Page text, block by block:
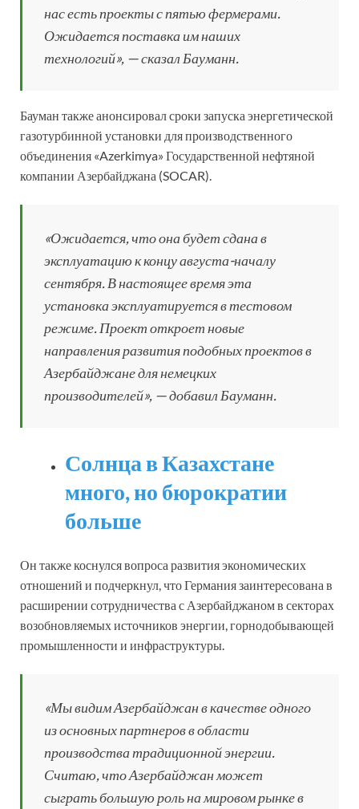
нас есть проекты с пятью фермерами.
Ожидается поставка им наших
технологий», — сказал Бауманн.
Бауман также анонсировал сроки запуска энергетической
газотурбинной установки для производственного
объединения «Azerkimya» Государственной нефтяной
компании Азербайджана (SOCAR).
«Ожидается, что она будет сдана в
эксплуатацию к концу августа-началу
сентября. В настоящее время эта
установка эксплуатируется в тестовом
режиме. Проект откроет новые
направления развития подобных проектов в
Азербайджане для немецких
производителей», — добавил Бауманн.
Солнца в Казахстане
много, но бюрократии
больше
Он также коснулся вопроса развития экономических
отношений и подчеркнул, что Германия заинтересована в
расширении сотрудничества с Азербайджаном в секторах
возобновляемых источников энергии, горнодобывающей
промышленности и инфраструктуры.
«Мы видим Азербайджан в качестве одного
из основных партнеров в области
производства традиционной энергии.
Считаю, что Азербайджан может
сыграть большую роль на мировом рынке в